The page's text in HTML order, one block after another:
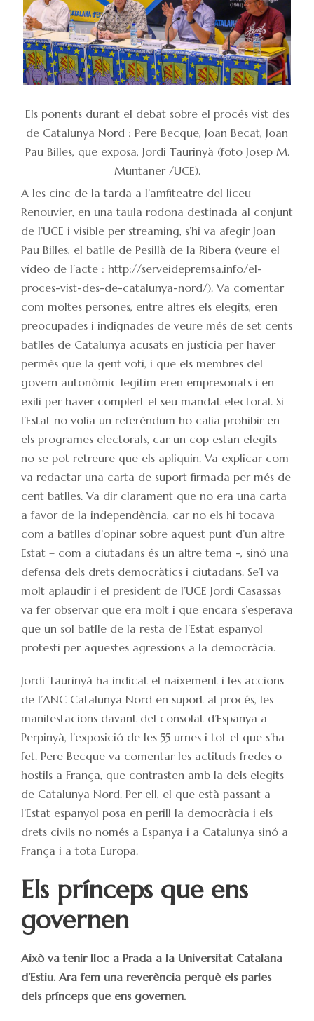
Els ponents durant el debat sobre el procés vist des
de Catalunya Nord : Pere Becque, Joan Becat, Joan
Pau Billes, que exposa, Jordi Taurinyà (foto Josep M.
Muntaner /UCE).
A les cinc de la tarda a l’amfiteatre del liceu
Renouvier, en una taula rodona destinada al conjunt
de l’UCE i visible per streaming, s’hi va afegir Joan
Pau Billes, el batlle de Pesillà de la Ribera (veure el
vídeo de l’acte : http://serveidepremsa.info/el-
proces-vist-des-de-catalunya-nord/). Va comentar
com moltes persones, entre altres els elegits, eren
preocupades i indignades de veure més de set cents
batlles de Catalunya acusats en justícia per haver
permès que la gent voti, i que els membres del
govern autonòmic legítim eren empresonats i en
exili per haver complert el seu mandat electoral. Si
l’Estat no volia un referèndum ho calia prohibir en
els programes electorals, car un cop estan elegits
no se pot retreure que els apliquin. Va explicar com
va redactar una carta de suport firmada per més de
cent batlles. Va dir clarament que no era una carta
a favor de la independència, car no els hi tocava
com a batlles d’opinar sobre aquest punt d’un altre
Estat – com a ciutadans és un altre tema -, sinó una
defensa dels drets democràtics i ciutadans. Se’l va
molt aplaudir i el president de l’UCE Jordi Casassas
va fer observar que era molt i que encara s’esperava
que un sol batlle de la resta de l’Estat espanyol
protesti per aquestes agressions a la democràcia.
Jordi Taurinyà ha indicat el naixement i les accions
de l’ANC Catalunya Nord en suport al procés, les
manifestacions davant del consolat d’Espanya a
Perpinyà, l’exposició de les 55 urnes i tot el que s’ha
fet. Pere Becque va comentar les actituds fredes o
hostils a França, que contrasten amb la dels elegits
de Catalunya Nord. Per ell, el que està passant a
l’Estat espanyol posa en perill la democràcia i els
drets civils no només a Espanya i a Catalunya sinó a
França i a tota Europa.
Els prínceps que ens
governen
Això va tenir lloc a Prada a la Universitat Catalana
d’Estiu. Ara fem una reverència perquè els parles
dels prínceps que ens governen.